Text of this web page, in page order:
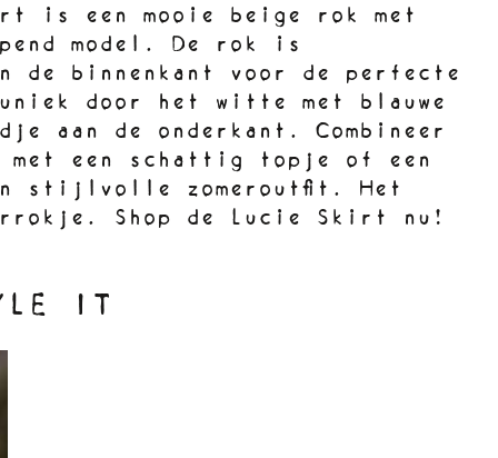
is een mooie beige rok met
model. De rok is
de binnenkant voor de perfecte
door het witte met blauwe
aan de onderkant. Combineer
een schattig topje of een
stijlvolle zomeroutfit. Het
Shop de Lucie Skirt nu!
IT